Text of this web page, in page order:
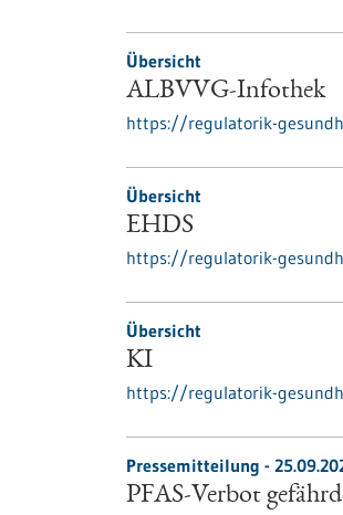
Übersicht
ALBVVG-Infothek
https://regulatorik-
Übersicht
EHDS
https://regulatorik-
Übersicht
KI
https://regulatorik-
Pressemitteilung -
PFAS-Verbot